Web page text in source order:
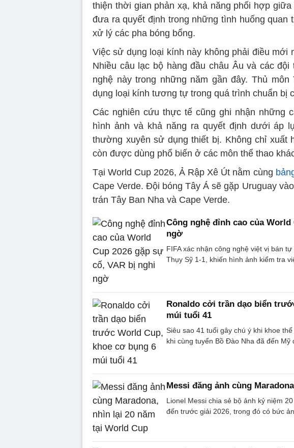
thiện thời gian phản xạ, khả năng phối hợp
đưa ra quyết định trong những tình huống quan
xử lý các pha bóng bổng.
Việc sử dụng loại kính này không phải điều mới
Nhiều câu lạc bộ hàng đầu châu Âu và các
nghệ này trong những năm gần đây. Thủ
dụng loại kính tương tự trong quá trình chuẩn bị
Các nghiên cứu thực tế cũng ghi nhận những
hình ảnh và khả năng ra quyết định dưới áp
thường xuyên sử dụng thiết bị. Không chỉ xuất
còn được dùng phổ biến ở các môn thể thao
Tại World Cup 2026, Ả Rập Xê Út nằm cùng
Cape Verde. Đội bóng Tây Á sẽ gặp Uruguay
trán Tây Ban Nha và Cape Verde.
Công nghệ đỉnh cao của
ngờ
FIFA xác nhận công nghệ việt vị bán
Thụy Sỹ 1-1, khiến hình ảnh kiểm tra
Ronaldo cởi trần dạo biển
múi tuổi 41
Siêu sao 41 tuổi gây chú ý khi khoe
khi cùng tuyển Bồ Đào Nha đã đến Mỹ
Messi đăng ảnh cùng
Lionel Messi chia sẻ bộ ảnh kỷ niệm
đến trước giải 2026, trong đó có bức